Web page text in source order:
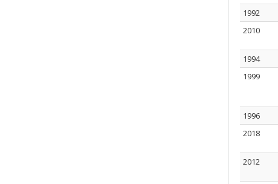
1992
2010
1994
1999
1996
2018
2012